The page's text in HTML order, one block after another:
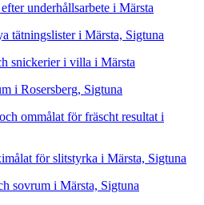
underhållsarbete i Märsta
tätningslister i Märsta, Sigtuna
snickerier i villa i Märsta
i Rosersberg, Sigtuna
ommålat för fräscht resultat i
för slitstyrka i Märsta, Sigtuna
sovrum i Märsta, Sigtuna